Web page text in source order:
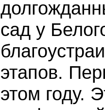
сад у
этапов.
этом году.